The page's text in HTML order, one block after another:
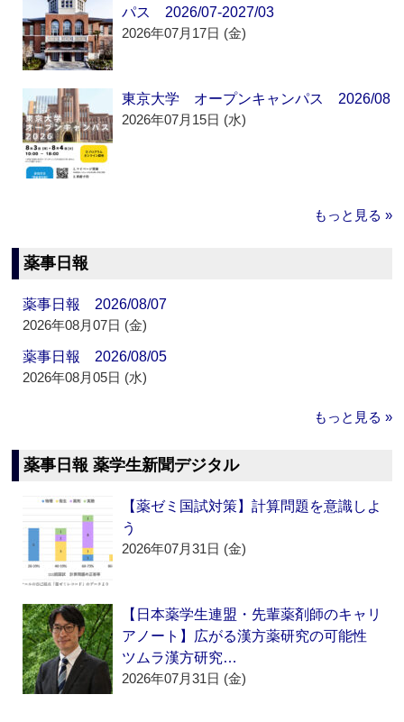
パス 2026/07-2027/03
2026年07月17日 (金)
東京大学 オープンキャンパス 2026/08
2026年07月15日 (水)
もっと見る »
薬事日報
薬事日報 2026/08/07
2026年08月07日 (金)
薬事日報 2026/08/05
2026年08月05日 (水)
もっと見る »
薬事日報 薬学生新聞デジタル
【薬ゼミ国試対策】計算問題を意識しよ
う
2026年07月31日 (金)
【日本薬学生連盟・先輩薬剤師のキャリ
アノート】広がる漢方薬研究の可能性
ツムラ漢方研究…
2026年07月31日 (金)